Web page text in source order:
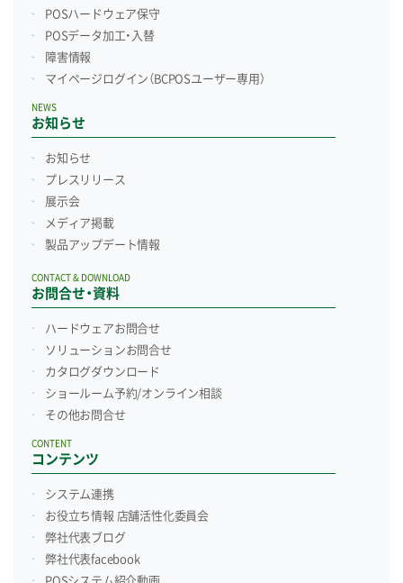
POSハードウェア保守
POSデータ加工・入替
障害情報
マイページログイン （BCPOSユーザー専用）
お知らせ
NEWS
お知らせ
プレスリリース
展示会
メディア掲載
製品アップデート情報
お問合せ・資料
CONTACT & DOWNLOAD
ハードウェアお問合せ
ソリューションお問合せ
カタログダウンロード
ショールーム予約/オンライン相談
その他お問合せ
コンテンツ
CONTENT
システム連携
お役立ち情報 店舗活性化委員会
弊社代表ブログ
弊社代表facebook